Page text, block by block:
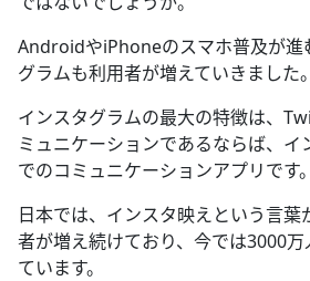
AndroidやiPhoneのスマホ普及が進
グラムも利用者が増えていきました。
インスタグラムの最大の特徴は、
ミュニケーションであるならば、
でのコミュニケーションアプリです。
日本では、インスタ映えという言葉
者が増え続けており、今では3000
ています。